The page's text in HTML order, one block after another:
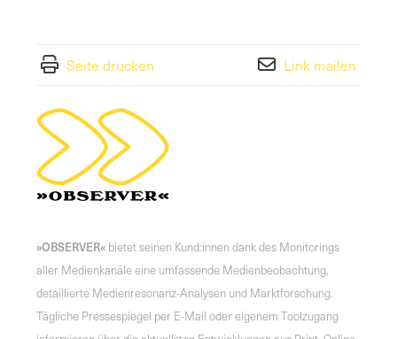
Seite drucken Link mailen
»OBSERVER« bietet seinen Kund:innen dank des Monitorings
aller Medienkanäle eine umfassende Medienbeobachtung,
detaillierte Medienresonanz-Analysen und Marktforschung.
Tägliche Pressespiegel per E-Mail oder eigenem Toolzugang